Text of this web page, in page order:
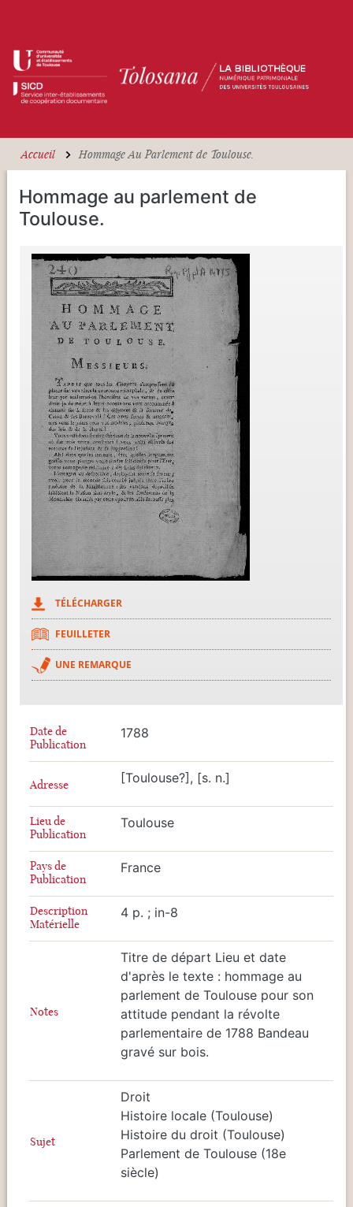
Accueil Hommage Au Parlement de Toulouse.
Hommage au parlement de
Toulouse.
TÉLÉCHARGER
FEUILLETER
UNE REMARQUE
Date de
Publication
1788
Adresse [Toulouse?], [s. n.]
Lieu de
Publication
Toulouse
Pays de
Publication
France
Description
Matérielle
4 p. ; in-8
Notes
Titre de départ Lieu et date
d'après le texte : hommage au
parlement de Toulouse pour son
attitude pendant la révolte
parlementaire de 1788 Bandeau
gravé sur bois.
Sujet
Droit
Histoire locale (Toulouse)
Histoire du droit (Toulouse)
Parlement de Toulouse (18e
siècle)